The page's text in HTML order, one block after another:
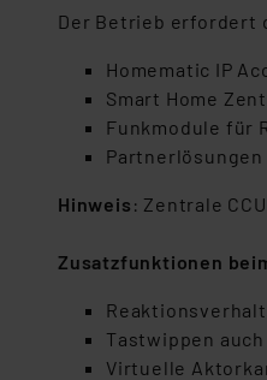
Der Betrieb erfordert
Homematic IP
Smart Home
Funkmodule für
Hinweis : Zentrale
Zusatzfunktionen
Tastwippen
Virtuelle